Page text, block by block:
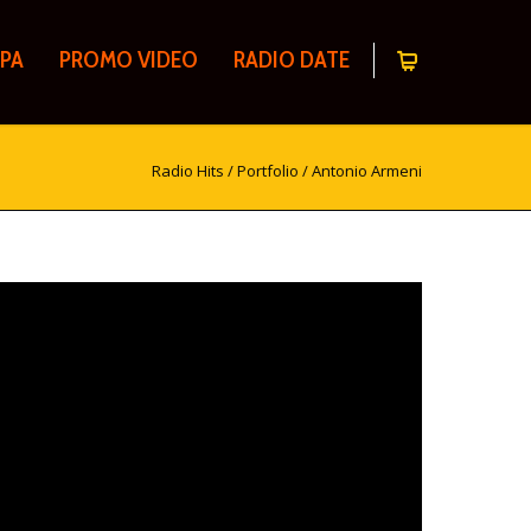
PROMO VIDEO RADIO DATE
Radio Hits /Portfolio /Antonio Armeni